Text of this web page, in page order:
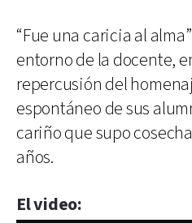
“Fue una caricia al
entorno de la docente,
repercusión del
espontáneo de sus
cariño que supo
años.
El video: